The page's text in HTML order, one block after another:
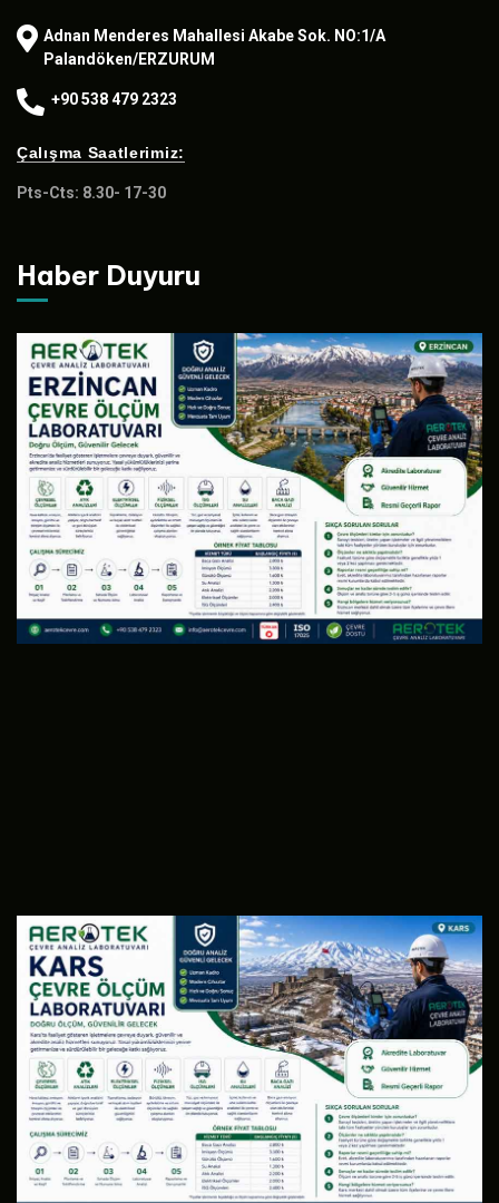
Adnan Menderes Mahallesi Akabe Sok. NO:1/A
Palandöken/ERZURUM
+90 538 479 2323
Çalışma Saatlerimiz:
Pts-Cts: 8.30- 17-30
Haber Duyuru